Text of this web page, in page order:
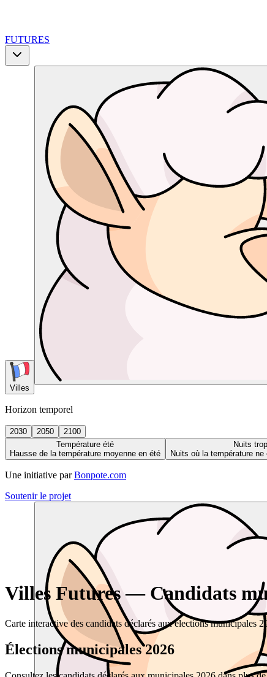
FUTURES
Villes
Horizon temporel
2030 2050
2100
Température été
Hausse de la température moyenne en été
Nuits
Nuits où la température
Une initiative par Bonpote.com
Soutenir le projet
Villes Futures — Candidats
Carte interactive des candidats déclarés aux élections municipales
Élections municipales 2026